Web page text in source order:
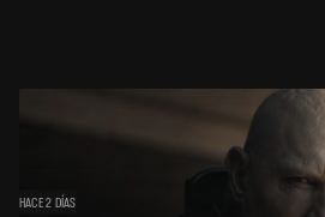
HACE 2 DÍAS